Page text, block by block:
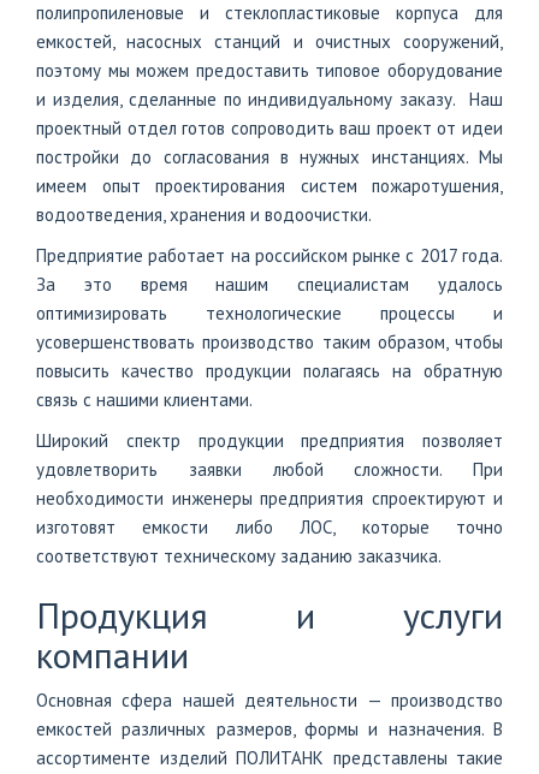
info@polytank.ru
+7
(812)
703-
83-
47
полипропиленовые и стеклопластиковые корпуса для
емкостей, насосных станций и очистных сооружений,
поэтому мы можем предоставить типовое оборудование
и изделия, сделанные по индивидуальному заказу. Наш
проектный отдел готов сопроводить ваш проект от идеи
постройки до согласования в нужных инстанциях. Мы
имеем опыт проектирования систем пожаротушения,
водоотведения, хранения и водоочистки.
Предприятие работает на российском рынке с 2017 года.
За это время нашим специалистам удалось
оптимизировать технологические процессы и
усовершенствовать производство таким образом, чтобы
повысить качество продукции полагаясь на обратную
связь с нашими клиентами.
Широкий спектр продукции предприятия позволяет
удовлетворить заявки любой сложности. При
необходимости инженеры предприятия спроектируют и
изготовят емкости либо ЛОС, которые точно
соответствуют техническому заданию заказчика.
Продукция и услуги
компании
Основная сфера нашей деятельности — производство
емкостей различных размеров, формы и назначения. В
ассортименте изделий ПОЛИТАНК представлены такие